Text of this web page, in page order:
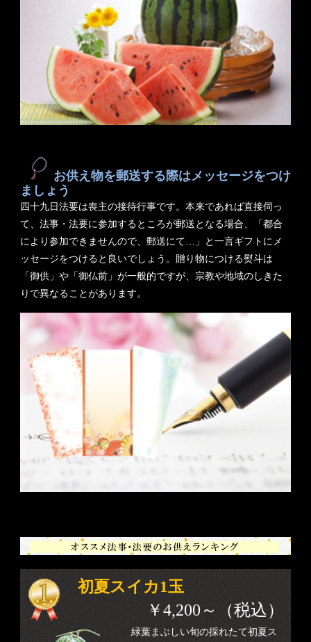
お供え物を郵送する際はメッセージをつけ
ましょう
四十九日法要は喪主の接待行事です。本来であれば直接伺っ
て、法事・法要に参加するところが郵送となる場合、「都合
により参加できませんので、郵送にて…」と一言ギフトにメ
ッセージをつけると良いでしょう。贈り物につける熨斗は
「御供」や「御仏前」が一般的ですが、宗教や地域のしきた
りで異なることがあります。
初夏スイカ1玉
￥4,200～（税込）
緑葉まぶしい旬の採れたて初夏ス